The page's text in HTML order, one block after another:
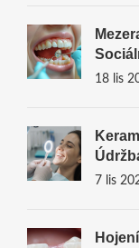
18 lis
7 lis